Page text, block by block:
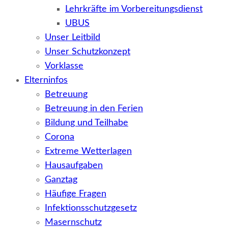
Lehrkräfte im Vorbereitungsdienst
UBUS
Unser Leitbild
Unser Schutzkonzept
Vorklasse
Elterninfos
Betreuung
Betreuung in den Ferien
Bildung und Teilhabe
Corona
Extreme Wetterlagen
Hausaufgaben
Ganztag
Häufige Fragen
Infektionsschutzgesetz
Masernschutz